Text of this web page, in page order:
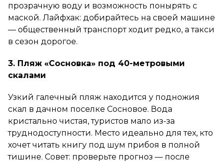
прозрачную воду и возможность понырять с
маской. Лайфхак: добирайтесь на своей машине
— общественный транспорт ходит редко, а такси
в сезон дорогое.
3. Пляж «Сосновка» под 40-метровыми
скалами
Узкий галечный пляж находится у подножия
скал в дачном поселке Сосновое. Вода
кристально чистая, туристов мало из-за
труднодоступности. Место идеально для тех, кто
хочет читать книгу под шум прибоя в полной
тишине. Совет: проверьте прогноз — после